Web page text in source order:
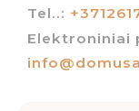
Tel..:
Elektroniniai